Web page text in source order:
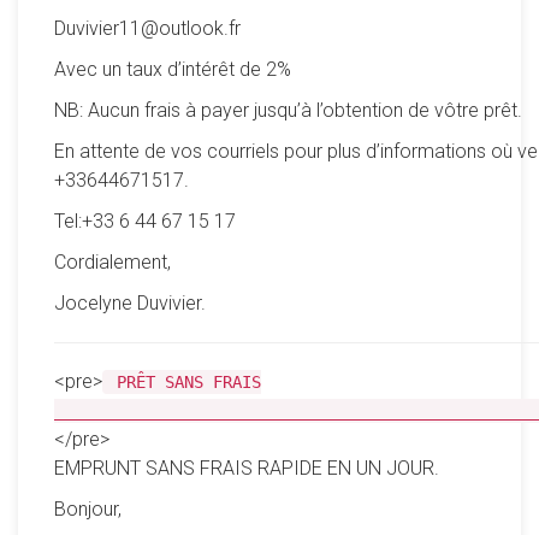
Duvivier11@outlook.fr
Avec un taux d’intérêt de 2%
NB: Aucun frais à payer jusqu’à l’obtention de vôtre prêt.
En attente de vos courriels pour plus d’informations où
+33644671517.
Tel:+33 6 44 67 15 17
Cordialement,
Jocelyne Duvivier.
<pre>
PRÊT SANS FRAIS
</pre>
EMPRUNT SANS FRAIS RAPIDE EN UN JOUR.
Bonjour,